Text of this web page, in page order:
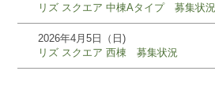
リズ スクエア 中棟Aタイプ 募集状況
2026年4月5日（日)
リズ スクエア 西棟 募集状況